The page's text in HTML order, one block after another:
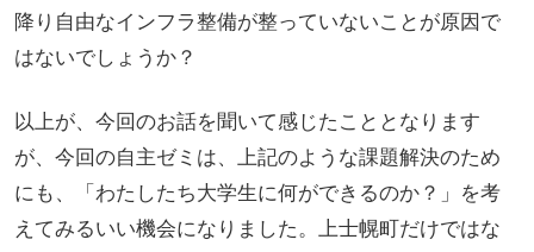
降り自由なインフラ整備が整っていないことが原因で
はないでしょうか？
以上が、今回のお話を聞いて感じたこととなります
が、今回の自主ゼミは、上記のような課題解決のため
にも、「わたしたち大学生に何ができるのか？」を考
えてみるいい機会になりました。上士幌町だけではな